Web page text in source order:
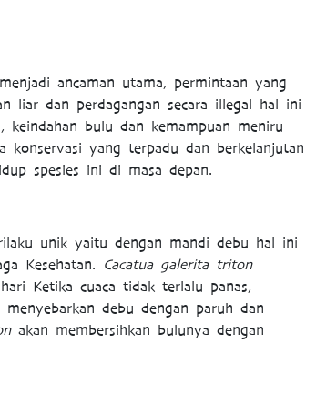
menjadi ancaman utama, permintaan yang
liar dan perdagangan secara illegal hal ini
keindahan bulu dan kemampuan meniru
konservasi yang terpadu dan berkelanjutan
spesies ini di masa depan.
unik yaitu dengan mandi debu hal ini
Kesehatan.
Cacatua galerita triton
Ketika cuaca tidak terlalu panas,
debu dengan paruh dan
akan membersihkan bulunya dengan